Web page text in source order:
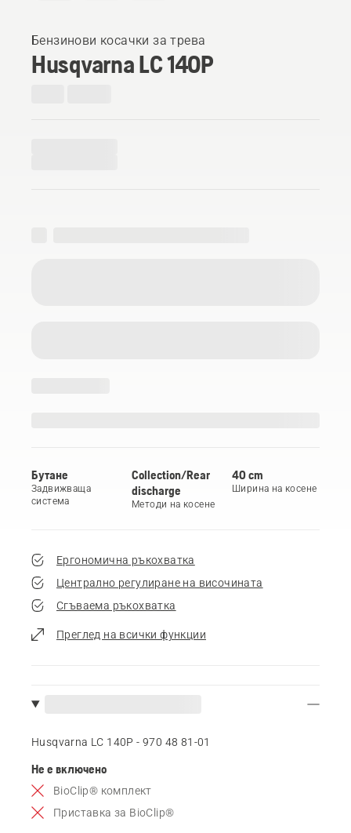
Бензинови косачки за трева
Husqvarna LC 140P
Бутане
Задвижваща
система
Collection/Rear
discharge
Методи на косене
40 cm
Ширина на косене
Ергономична ръкохватка
Централно регулиране на височината
Сгъваема ръкохватка
Преглед на всички функции
Husqvarna LC 140P - 970 48 81‑01
Не е включено
BioClip® комплект
Приставка за BioClip®